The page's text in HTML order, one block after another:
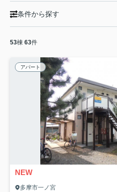
条件から探す
53棟 63件
アパート
NEW
多摩市一ノ宮